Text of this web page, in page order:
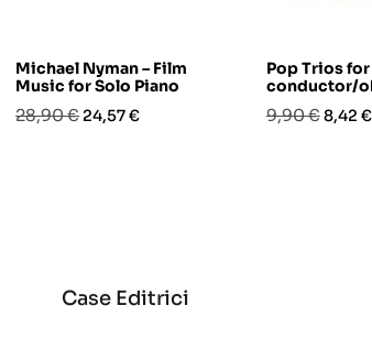
Michael Nyman – Film
Music for Solo Piano
Prezzo
28,90 € Prezzo
24,57 €
Pop Trios
conductor/
Prezzo
9,90 €Prezzo
8,42 €
Case Editrici